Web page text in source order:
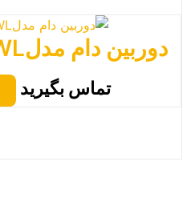
دوربین دام مدلMC_D1585_WL
تماس بگیرید